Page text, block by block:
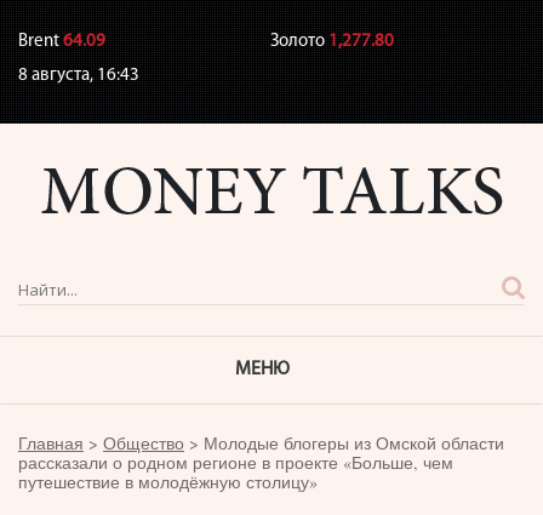
Brent64.09 Золото1,277.80
8 августа,16:43
МЕНЮ
Главная > Общество > Молодые блогеры из Омской области
рассказали о родном регионе в проекте «Больше, чем
путешествие в молодёжную столицу»